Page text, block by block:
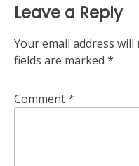
Leave a Reply
Your email address
fields are marked *
Comment*